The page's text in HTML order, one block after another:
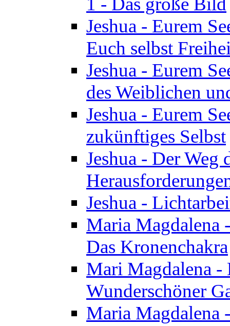
Jeshua - Eurem
Euch selbst
Jeshua - Eurem
des Weiblichen
Jeshua - Eurem
zukünftiges Selbst
Jeshua - Der Weg
Jeshua -
Maria Magdalena
Das Kronenchakra
Mari Magdalena -
Wunderschöner
Maria Magdalena